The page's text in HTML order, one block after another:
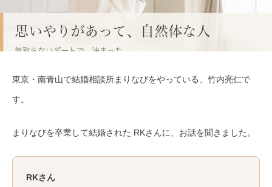
東京・南青山で結婚相談所まりなびをやっている、竹内亮仁で
す。
まりなびを卒業して結婚された RKさんに、お話を聞きました。
RKさん